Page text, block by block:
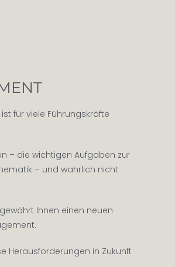
für viele Führungskräfte
– die wichtigen Aufgaben zur
– und wahrlich nicht
Ihnen einen neuen
Herausforderungen in Zukunft